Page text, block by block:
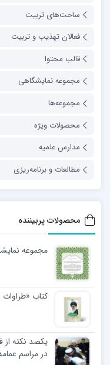
ساحت‌های تربیت
فعالان تهذیب و تربیت
قالب محتوا
مجموعه نمایشگاهی
مجموعه‌ها
محصولات ویژه
مدارس علمیه
مطالعات و برنامه‌ریزی
محصولات پربیننده
مجموعه
کتاب
یکصد نکته از
در مراسم